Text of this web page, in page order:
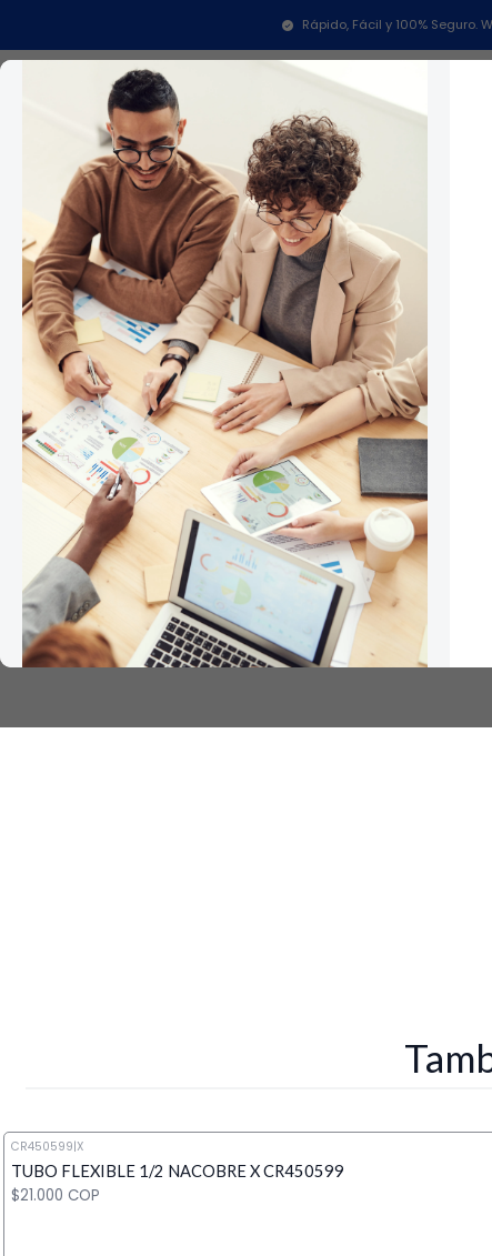
Categorías
Rápido, Fácil y 100% Seguro.
CR450599|X
TUBO FLEXIBLE 1/2 NACOBRE X CR450599
$21.000 COP